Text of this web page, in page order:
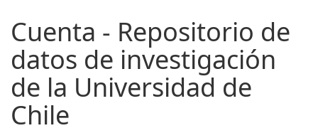
Cuenta - Repositorio de
datos de investigación
de la Universidad de
Chile